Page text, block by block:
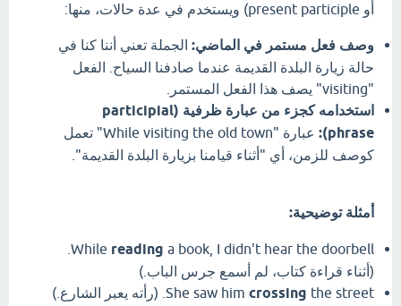
أو present participle) ويستخدم في عدة حالات، منها:
وصف فعل مستمر في الماضي: الجملة تعني أننا كنا في
حالة زيارة البلدة القديمة عندما صادفنا السياح. الفعل
"visiting" يصف هذا الفعل المستمر.
استخدامه كجزء من عبارة ظرفية (participial
phrase):
عبارة "While visiting the old town" تعمل
كوصف للزمن، أي "أثناء قيامنا بزيارة البلدة القديمة".
أمثلة توضيحية:
While reading
(أثناء قراءة كتاب، لم أسمع جرس الباب.)
She saw him crossing the street. (رأته يعبر الشارع.)